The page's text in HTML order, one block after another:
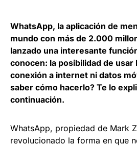
WhatsApp, la aplicación de
mundo con más de 2.000
lanzado una interesante
conocen: la posibilidad de usar
conexión a internet ni datos
saber cómo hacerlo? Te lo
continuación.
WhatsApp, propiedad de Mark
revolucionado la forma en que